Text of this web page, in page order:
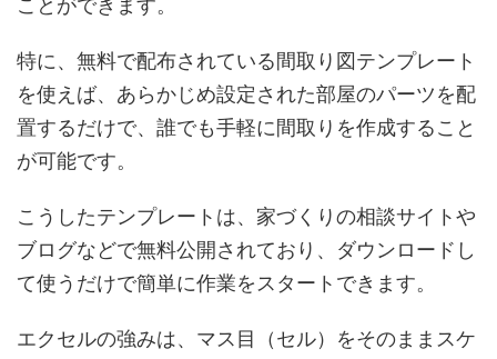
ことができます。
特に、無料で配布されている間取り図テンプレート
を使えば、あらかじめ設定された部屋のパーツを配
置するだけで、誰でも手軽に間取りを作成すること
が可能です。
こうしたテンプレートは、家づくりの相談サイトや
ブログなどで無料公開されており、ダウンロードし
て使うだけで簡単に作業をスタートできます。
エクセルの強みは、マス目（セル）をそのままスケ